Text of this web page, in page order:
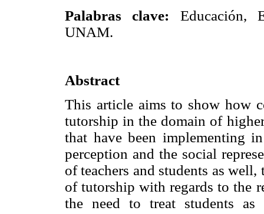
Palabras clave: Educación,
UNAM.
Abstract
This article aims to show how
tutorship in the domain of
that have been implementing
perception and the social
of teachers and students as
of tutorship with regards to the
the need to treat students